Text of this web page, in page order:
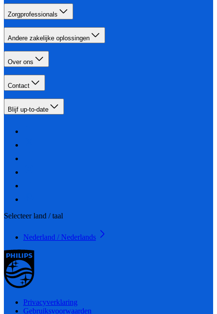
Zorgprofessionals
Andere zakelijke oplossingen
Over ons
Contact
Blijf up-to-date
Selecteer land / taal
Nederland / Nederlands
Privacyverklaring
Gebruiksvoorwaarden